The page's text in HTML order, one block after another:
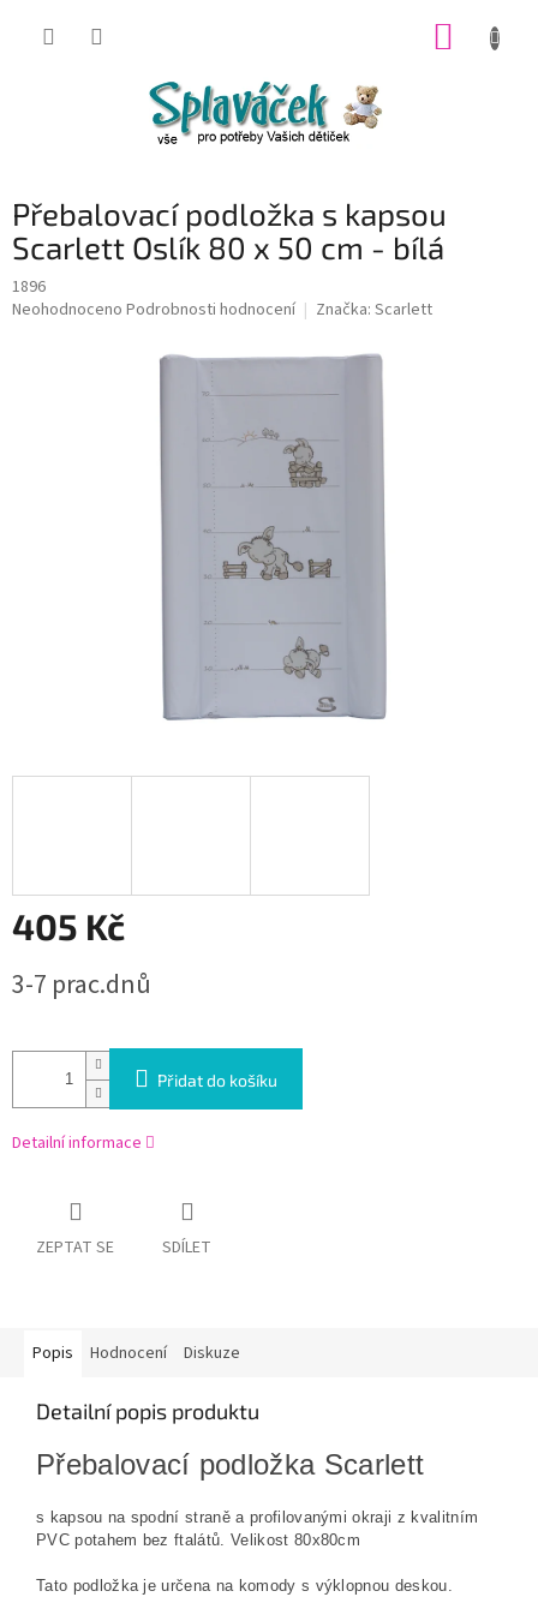
Přebalovací podložka s kapsou
Scarlett Oslík 80 x 50 cm - bílá
1896
Průměrné
Neohodnoceno Podrobnosti hodnocení Značka: Scarlett
405 Kč
cena:
3-7 prac.dnů
Přidat do košíku
Detailní informace
ZEPTAT SE SDÍLET
Popis Hodnocení Diskuze
Detailní popis produktu
Přebalovací podložka Scarlett
s kapsou na spodní straně a profilovanými okraji z kvalitním
PVC potahem bez ftalátů. Velikost 80x80cm
Tato podložka je určena na komody s výklopnou deskou.